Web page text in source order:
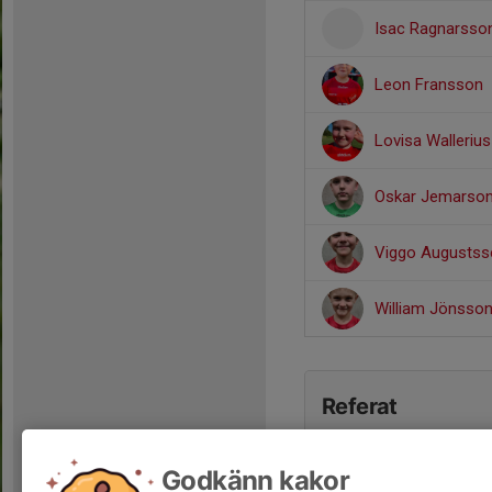
Isac
Leon Fransson
Lovisa Wallerius
Oskar Jemarson
Viggo
William Jönsson
Referat
Godkänn kakor